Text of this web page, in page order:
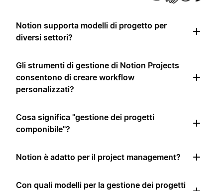
Notion supporta modelli di progetto per
diversi settori?
Gli strumenti di gestione di Notion Projects
consentono di creare workflow
personalizzati?
Cosa significa "gestione dei progetti
componibile"?
Notion è adatto per il project management?
Con quali modelli per la gestione dei progetti